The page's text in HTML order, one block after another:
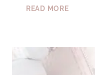
READ MORE[COVER]
ZU